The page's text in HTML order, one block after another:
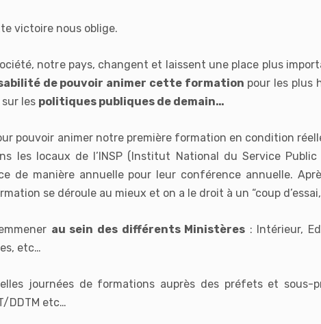
victoire nous oblige.
notre pays, changent et laissent une place plus
de pouvoir animer cette formation pour les plus
les politiques publiques de demain…
pouvoir animer notre première formation en condition
les locaux de l’INSP (Institut National du Service
de manière annuelle pour leur conférence annuelle.
se déroule au mieux et on a le droit à un “coup
au sein des différents Ministères : Intérieur,
etc…
journées de formations auprès des préfets et sous-
DDTM etc…